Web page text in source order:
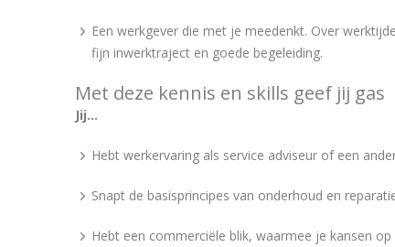
Een werkgever die met je meedenkt. Over
fijn inwerktraject en goede begeleiding.
Met deze kennis en skills geef jij gas
Jij...
Hebt werkervaring als service adviseur of een
Snapt de basisprincipes van onderhoud en
Hebt een commerciële blik, waarmee je kansen